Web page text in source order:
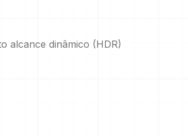
alcance dinâmico (HDR)